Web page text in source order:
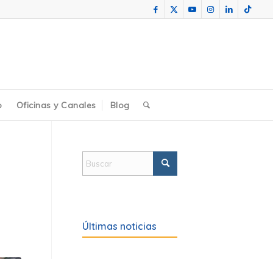
Oficinas y Canales Blog
Últimas noticias